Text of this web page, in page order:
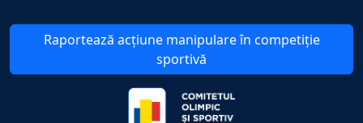
Raportează acțiune manipulare în competiție
sportivă